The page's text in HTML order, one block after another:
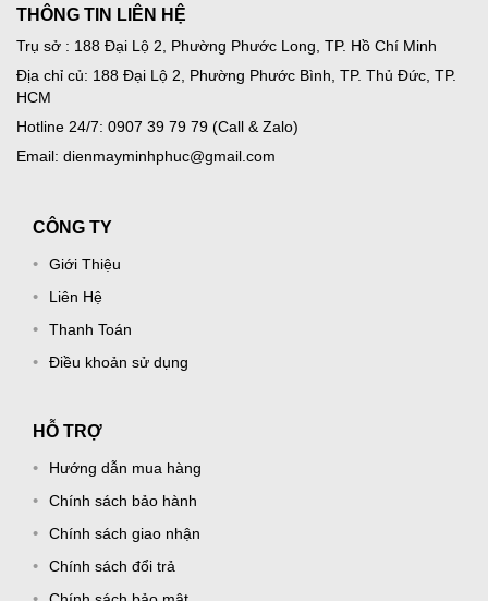
THÔNG TIN LIÊN HỆ
Trụ sở : 188 Đại Lộ 2, Phường Phước Long, TP. Hồ Chí Minh
Địa chỉ củ: 188 Đại Lộ 2, Phường Phước Bình, TP. Thủ Đức, TP.
HCM
Hotline 24/7: 0907 39 79 79 (Call & Zalo)
Email: dienmayminhphuc@gmail.com
CÔNG TY
Giới Thiệu
Liên Hệ
Thanh Toán
Điều khoản sử dụng
HỖ TRỢ
Hướng dẫn mua hàng
Chính sách bảo hành
Chính sách giao nhận
Chính sách đổi trả